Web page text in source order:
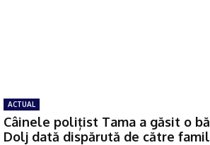
ACTUAL
Câinele polițist Tama a găsit o
Dolj dată dispărută de către